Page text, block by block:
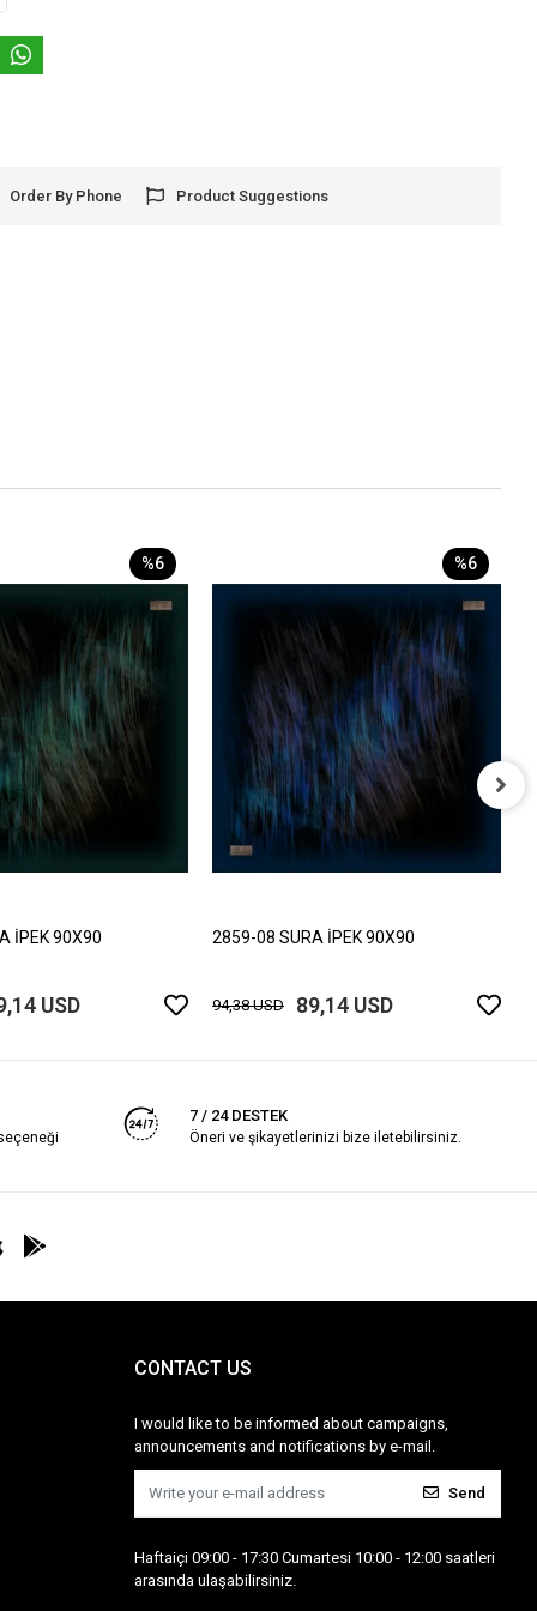
Order By Phone Product Suggestions
%6
İPEK 90X90
USD
%6
2859-08 SURA İPEK 90X90
94,38 USD 89,14 USD
7 / 24 DESTEK
Öneri ve şikayetlerinizi bize iletebilirsiniz.
CONTACT US
I would like to be informed about campaigns,
announcements and notifications by e-mail.
Send
Haftaiçi 09:00 - 17:30 Cumartesi 10:00 - 12:00 saatleri
arasında ulaşabilirsiniz.